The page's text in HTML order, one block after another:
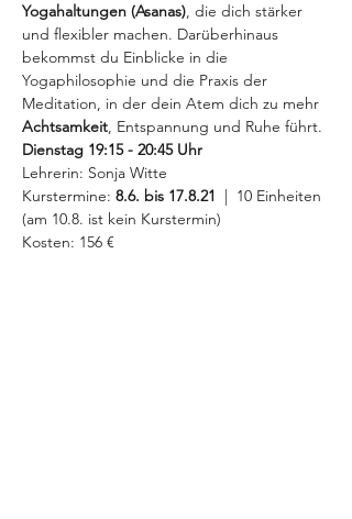
Yogahaltungen (Asanas), die dich stärker
und flexibler machen. Darüberhinaus
bekommst du Einblicke in die
Yogaphilosophie und die Praxis der
Meditation, in der dein Atem dich zu mehr
Achtsamkeit, Entspannung und Ruhe führt.
Dienstag 19:15 - 20:45 Uhr
Lehrerin: Sonja Witte
Kurstermine: 8.6. bis 17.8.21
|  10 Einheiten
(am 10.8. ist kein Kurstermin)
Kosten: 156 €